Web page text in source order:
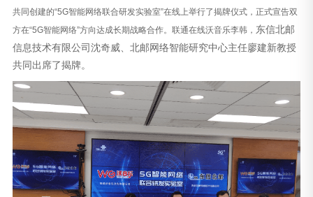
共同创建的“5G智能网络联合研发实验室”在线上举行了揭牌仪式，正式宣告双
方在“5G智能网络”方向达成长期战略合作。联通在线沃音乐李韩， 东信北邮
信息技术有限公司沈奇威、北邮网络智能研究中心主任廖建新教授
共同出席了揭牌。